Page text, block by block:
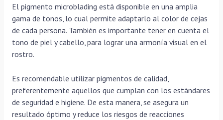
El pigmento microblading está disponible en una amplia
gama de tonos, lo cual permite adaptarlo al color de cejas
de cada persona. También es importante tener en cuenta el
tono de piel y cabello, para lograr una armonía visual en el
rostro.
Es recomendable utilizar pigmentos de calidad,
preferentemente aquellos que cumplan con los estándares
de seguridad e higiene. De esta manera, se asegura un
resultado óptimo y reduce los riesgos de reacciones